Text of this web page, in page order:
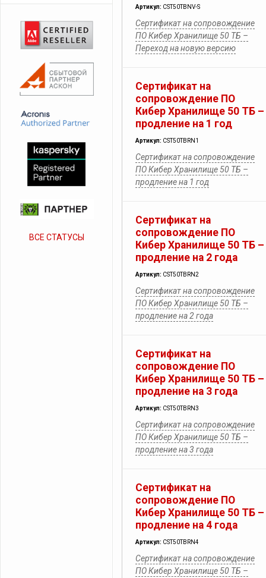
Артикул: CST50TBNV-S
Сертификат на сопровождение
ПО Кибер Хранилище 50 ТБ –
Переход на новую версию
Сертификат на
сопровождение ПО
Кибер Хранилище 50 ТБ –
продление на 1 год
Артикул: CST50TBRN1
Сертификат на сопровождение
ПО Кибер Хранилище 50 ТБ –
продление на 1 год
Сертификат на
сопровождение ПО
Кибер Хранилище 50 ТБ –
продление на 2 года
Артикул: CST50TBRN2
Сертификат на сопровождение
ПО Кибер Хранилище 50 ТБ –
продление на 2 года
Сертификат на
сопровождение ПО
Кибер Хранилище 50 ТБ –
продление на 3 года
Артикул: CST50TBRN3
Сертификат на сопровождение
ПО Кибер Хранилище 50 ТБ –
продление на 3 года
Сертификат на
сопровождение ПО
Кибер Хранилище 50 ТБ –
продление на 4 года
Артикул: CST50TBRN4
Сертификат на сопровождение
ПО Кибер Хранилище 50 ТБ –
ВСЕ СТАТУСЫ